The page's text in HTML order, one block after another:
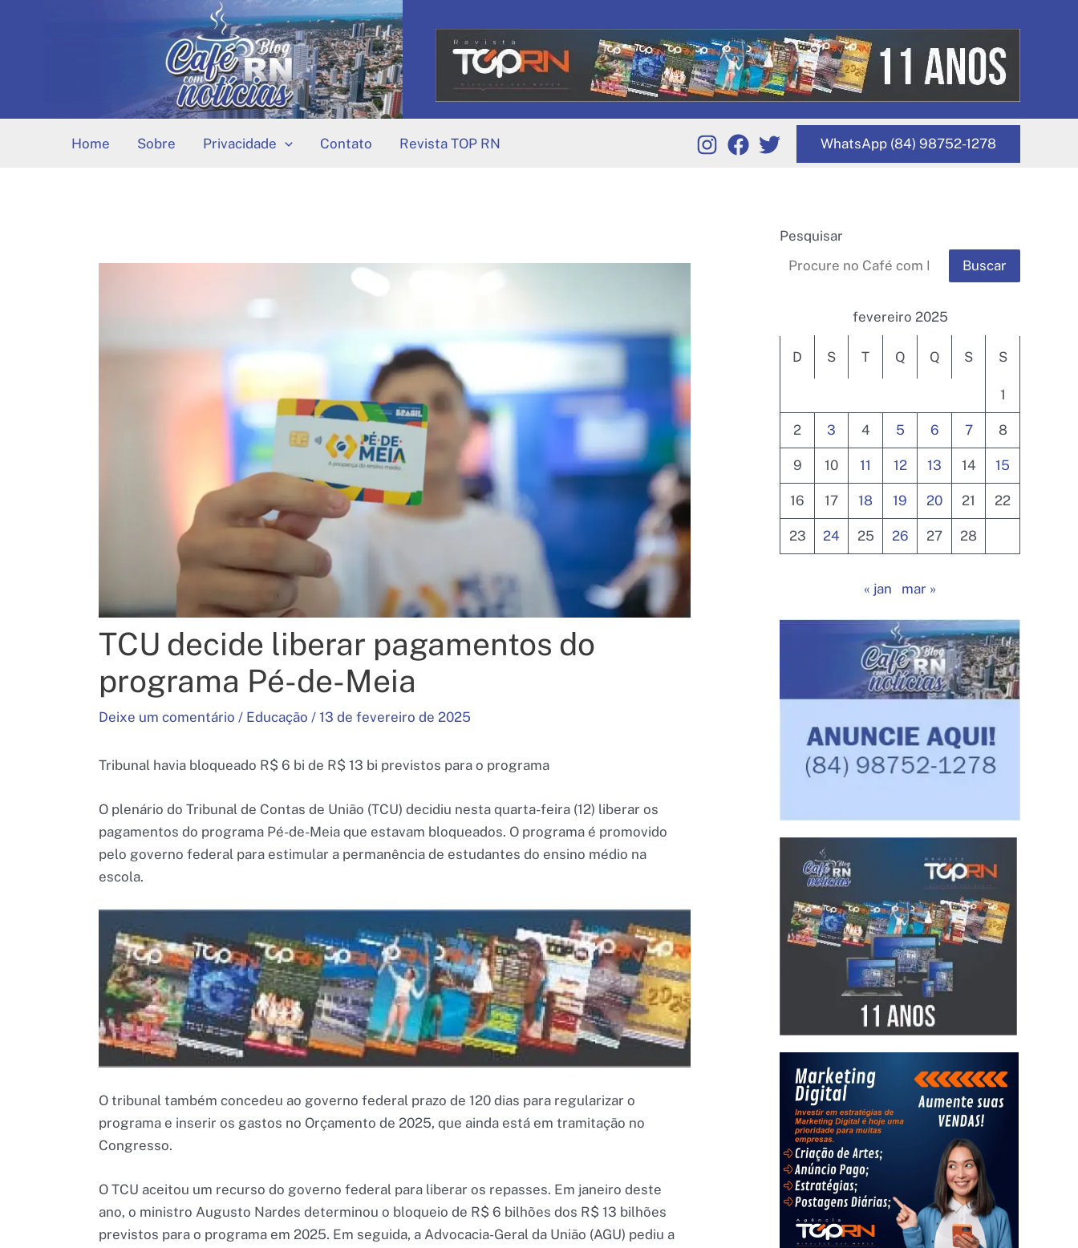
Home Sobre Privacidade Contato Revista TOP RN WhatsApp (84) 98752-1278
TCU decide liberar pagamentos do
programa Pé-de-Meia
Deixe um comentário / Educação / 13 de fevereiro de 2025
Tribunal havia bloqueado R$ 6 bi de R$ 13 bi previstos para o programa
O plenário do Tribunal de Contas de União (TCU) decidiu nesta quarta-feira (12) liberar os
pagamentos do programa Pé-de-Meia que estavam bloqueados. O programa é promovido
pelo governo federal para estimular a permanência de estudantes do ensino médio na
escola.
O tribunal também concedeu ao governo federal prazo de 120 dias para regularizar o
programa e inserir os gastos no Orçamento de 2025, que ainda está em tramitação no
Congresso.
O TCU aceitou um recurso do governo federal para liberar os repasses. Em janeiro deste
ano, o ministro Augusto Nardes determinou o bloqueio de R$ 6 bilhões dos R$ 13 bilhões
previstos para o programa em 2025. Em seguida, a Advocacia-Geral da União (AGU) pediu a
Pesquisar
Buscar
fevereiro 2025
D S T Q Q S S
1
2 3 4 5 6 7 8
9 10 11 12 13 14 15
16 17 18 19 20 21 22
23 24 25 26 27 28
« jan mar »